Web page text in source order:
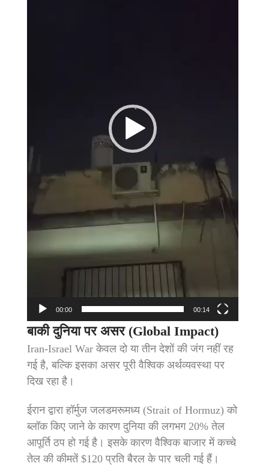
00:00 00:14
बाकी दुनिया पर असर (Global Impact)
Iran-Israel War केवल दो या तीन देशों की जंग नहीं रह
गई है, बल्कि इसका असर पूरी वैश्विक अर्थव्यवस्था पर
दिख रहा है।
ईरान द्वारा हॉर्मुज जलडमरूमध्य (Strait of Hormuz) को
ब्लॉक किए जाने के कारण दुनिया की लगभग 20% तेल
आपूर्ति ठप हो गई है। इसके कारण वैश्विक बाजार में कच्चे
तेल की कीमतें $120 प्रति बैरल के पार चली गई हैं।